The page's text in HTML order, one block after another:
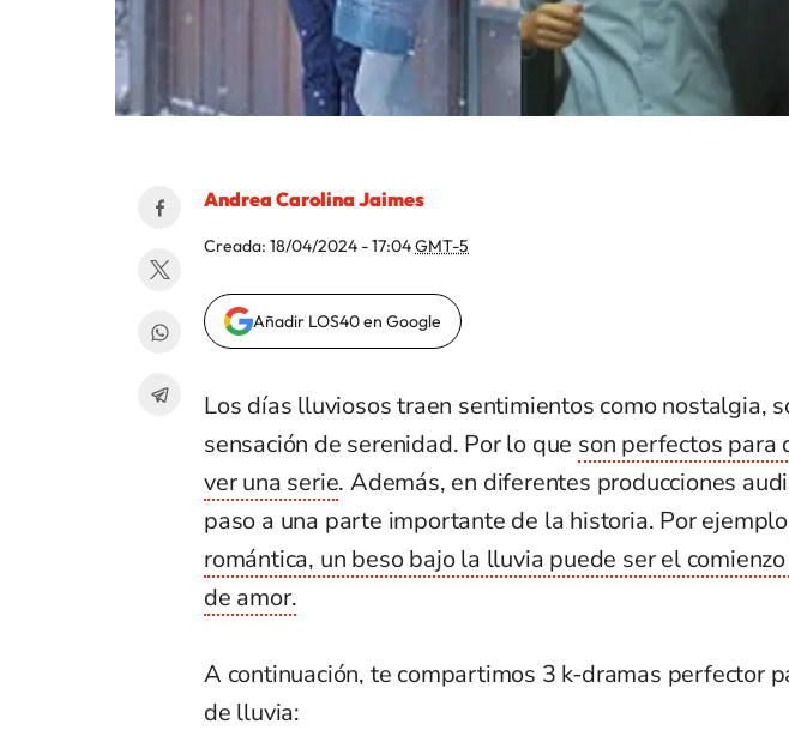
Andrea Carolina Jaimes
Creada: 18/04/2024 - 17:04GMT-5
Añadir LOS40 en Google
Los días lluviosos traen sentimientos como nostalgia,
sensación de serenidad. Por lo que son perfectos para
ver una serie. Además, en diferentes producciones
paso a una parte importante de la historia. Por
romántica, un beso bajo la lluvia puede ser el
de amor.
A continuación, te compartimos 3 k-dramas perfector
de lluvia: